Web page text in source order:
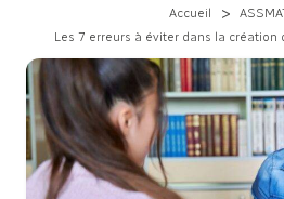
Accueil >
Les 7 erreurs à éviter dans la création